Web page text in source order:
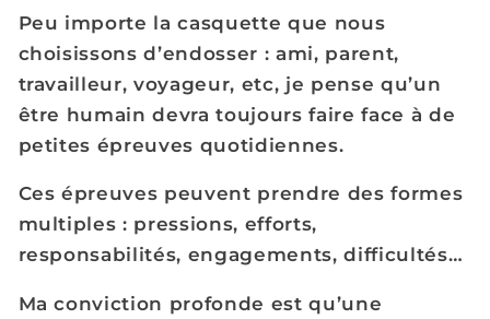
Peu importe la casquette que nous
choisissons d’endosser : ami, parent,
travailleur, voyageur, etc, je pense qu’un
être humain devra toujours faire face à de
petites épreuves quotidiennes.
Ces épreuves peuvent prendre des formes
multiples : pressions, efforts,
responsabilités, engagements, difficultés…
Ma conviction profonde est qu’une